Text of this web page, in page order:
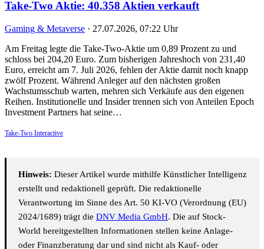
Take-Two Aktie: 40.358 Aktien verkauft
Gaming & Metaverse · 27.07.2026, 07:22 Uhr
Am Freitag legte die Take-Two-Aktie um 0,89 Prozent zu und
schloss bei 204,20 Euro. Zum bisherigen Jahreshoch von 231,40
Euro, erreicht am 7. Juli 2026, fehlen der Aktie damit noch knapp
zwölf Prozent. Während Anleger auf den nächsten großen
Wachstumsschub warten, mehren sich Verkäufe aus den eigenen
Reihen. Institutionelle und Insider trennen sich von Anteilen Epoch
Investment Partners hat seine…
Take-Two Interactive
Hinweis: Dieser Artikel wurde mithilfe Künstlicher Intelligenz
erstellt und redaktionell geprüft. Die redaktionelle
Verantwortung im Sinne des Art. 50 KI-VO (Verordnung (EU)
2024/1689) trägt die DNV Media GmbH. Die auf Stock-
World bereitgestellten Informationen stellen keine Anlage-
oder Finanzberatung dar und sind nicht als Kauf- oder